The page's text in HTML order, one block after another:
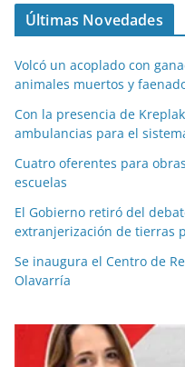
Últimas Novedades
Volcó un acoplado con
animales muertos y
Con la presencia de
ambulancias para el
Cuatro oferentes para
escuelas
El Gobierno retiró del
extranjerización de tierras
Se inaugura el Centro de
Olavarría